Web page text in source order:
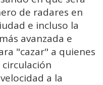
de radares en
e incluso la
avanzada e
"cazar" a quienes
a la